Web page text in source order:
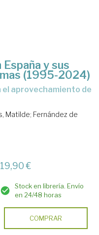
y sus
(1995-2024)
Matilde; Fernández de
19,90 €
Stock en librería. Envío
en 24/48 horas
COMPRAR